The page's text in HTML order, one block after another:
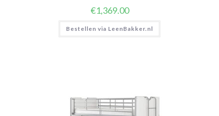
€1,369.00
Bestellen via LeenBakker.nl